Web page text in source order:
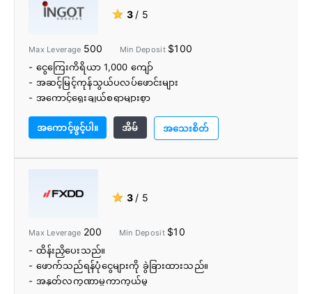
★ 3 / 5
Max Leverage 500 Min Deposit $100
- ငွေကြေးကိရိယာ 1,000 ကျော်
- အဆင့်မြင့်ကုန်သွယ်ပလပ်ဖောင်းများ
- အကောင့်ရွေးချယ်စရာများစွာ
စွာအကောင့်ဖွင့်ပါ။ အိမ် အသေးစိတ်
★ 3 / 5
Max Leverage 200 Min Deposit $10
- ထိန်းညှိပေးသည်။
- ဖောက်သည်ရန်ပုံငွေများကို ခွဲခြားထားသည်။
- အနုတ်လက္ခဏာမှူကာကွယ်မှု